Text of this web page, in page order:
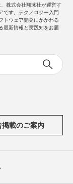
株式会社翔泳社が運営す
です。テクノロジー入門
トウェア開発にかかわる
最新情報と実践知をお届
掲載のご案内